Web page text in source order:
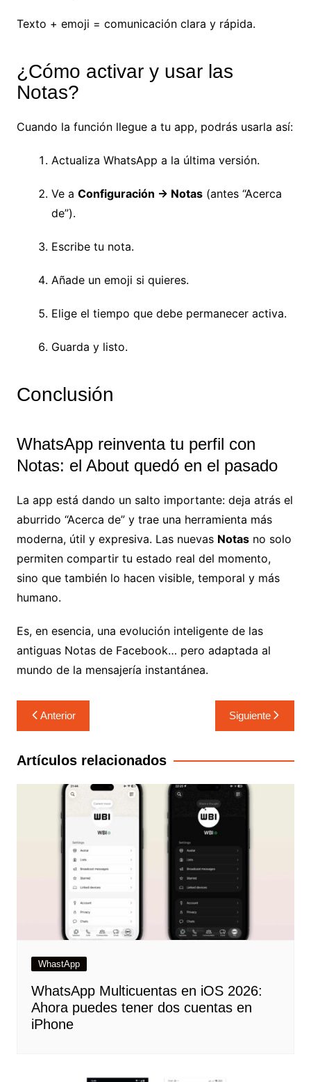
Texto + emoji = comunicación clara y rápida.
¿Cómo activar y usar las
Notas?
Cuando la función llegue a tu app, podrás usarla así:
Actualiza WhatsApp a la última versión.
Ve a Configuración → Notas(antes “Acerca
de”).
Escribe tu nota.
Añade un emoji si quieres.
Elige el tiempo que debe permanecer activa.
Guarda y listo.
Conclusión
WhatsApp reinventa tu perfil con
Notas: el About quedó en el pasado
La app está dando un salto importante: deja atrás el
aburrido “Acerca de” y trae una herramienta más
moderna, útil y expresiva. Las nuevas Notasno solo
permiten compartir tu estado real del momento,
sino que también lo hacen visible, temporal y más
humano.
Es, en esencia, una evolución inteligente de las
antiguas Notas de Facebook… pero adaptada al
mundo de la mensajería instantánea.
Anterior Siguiente
Artículos relacionados
WhastApp
WhatsApp Multicuentas en iOS 2026:
Ahora puedes tener dos cuentas en
iPhone